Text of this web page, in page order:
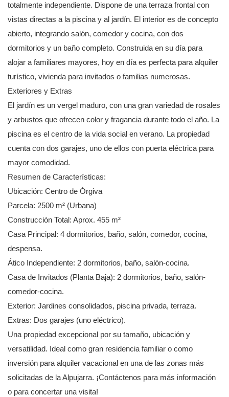
totalmente independiente. Dispone de una terraza frontal con
vistas directas a la piscina y al jardín. El interior es de concepto
abierto, integrando salón, comedor y cocina, con dos
dormitorios y un baño completo. Construida en su día para
alojar a familiares mayores, hoy en día es perfecta para alquiler
turístico, vivienda para invitados o familias numerosas.
Exteriores y Extras
El jardín es un vergel maduro, con una gran variedad de rosales
y arbustos que ofrecen color y fragancia durante todo el año. La
piscina es el centro de la vida social en verano. La propiedad
cuenta con dos garajes, uno de ellos con puerta eléctrica para
mayor comodidad.
Resumen de Características:
Ubicación: Centro de Órgiva
Parcela: 2500 m² (Urbana)
Construcción Total: Aprox. 455 m²
Casa Principal: 4 dormitorios, baño, salón, comedor, cocina,
despensa.
Ático Independiente: 2 dormitorios, baño, salón-cocina.
Casa de Invitados (Planta Baja): 2 dormitorios, baño, salón-
comedor-cocina.
Exterior: Jardines consolidados, piscina privada, terraza.
Extras: Dos garajes (uno eléctrico).
Una propiedad excepcional por su tamaño, ubicación y
versatilidad. Ideal como gran residencia familiar o como
inversión para alquiler vacacional en una de las zonas más
solicitadas de la Alpujarra. ¡Contáctenos para más información
o para concertar una visita!